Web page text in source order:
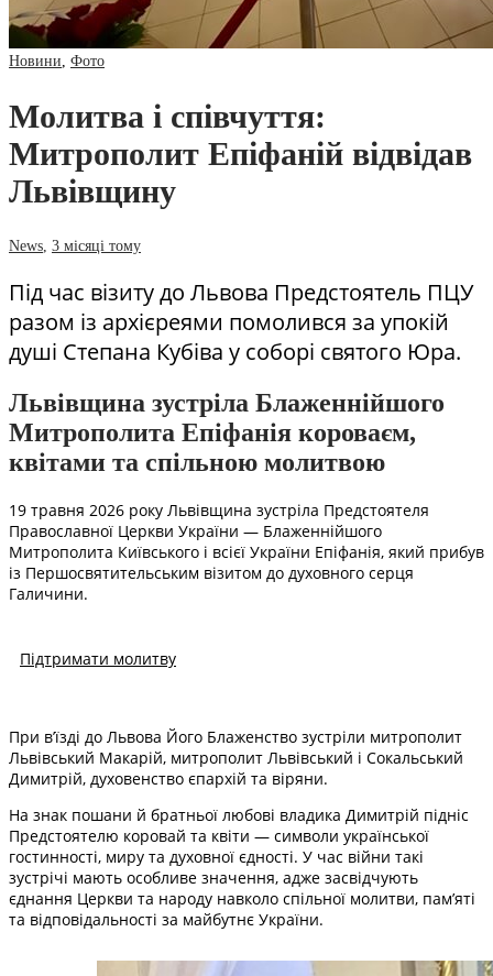
Новини Фото
Молитва і співчуття:
Митрополит Епіфаній відвідав
Львівщину
News 3 місяці тому
Під час візиту до Львова Предстоятель ПЦУ
разом із архієреями помолився за упокій
душі Степана Кубіва у соборі святого Юра.
Львівщина зустріла Блаженнійшого
Митрополита Епіфанія короваєм,
квітами та спільною молитвою
19 травня 2026 року Львівщина зустріла Предстоятеля
Православної Церкви України — Блаженнійшого
Митрополита Київського і всієї України Епіфанія, який прибув
із Першосвятительським візитом до духовного серця
Галичини.
Підтримати молитву
При в’їзді до Львова Його Блаженство зустріли митрополит
Львівський Макарій, митрополит Львівський і Сокальський
Димитрій, духовенство єпархій та віряни.
На знак пошани й братньої любові владика Димитрій підніс
Предстоятелю коровай та квіти — символи української
гостинності, миру та духовної єдності. У час війни такі
зустрічі мають особливе значення, адже засвідчують
єднання Церкви та народу навколо спільної молитви, пам’яті
та відповідальності за майбутнє України.